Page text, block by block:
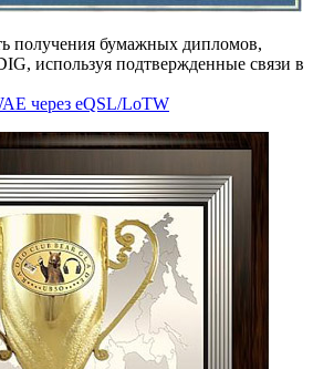
получения бумажных дипломов,
используя подтвержденные связи в
через eQSL/LoTW